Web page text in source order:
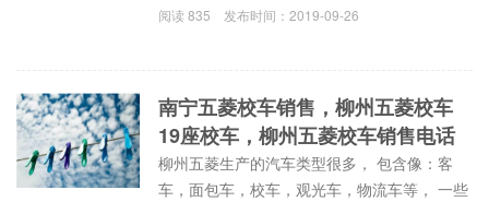
阅读835 发布时间：2019-09-26
南宁五菱校车销售，柳州五菱校车
19座校车，柳州五菱校车销售电话
柳州五菱生产的汽车类型很多， 包含像：客
车，面包车，校车，观光车，物流车等， 一些